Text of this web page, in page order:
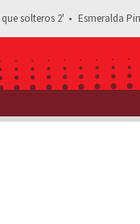
solteros 2' Esmeralda
te puede costar la